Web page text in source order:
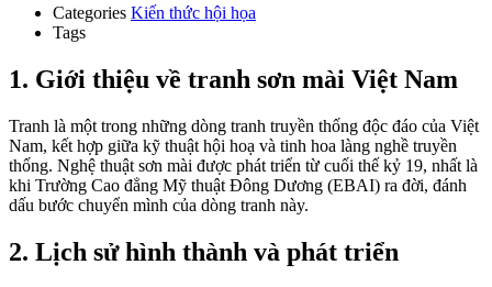
Categories Kiến thức hội họa
Tags
1. Giới thiệu về tranh sơn mài Việt Nam
Tranh là một trong những dòng tranh truyền thống độc đáo của Việt
Nam, kết hợp giữa kỹ thuật hội hoạ và tinh hoa làng nghề truyền
thống. Nghệ thuật sơn mài được phát triển từ cuối thế kỷ 19, nhất là
khi Trường Cao đẳng Mỹ thuật Đông Dương (EBAI) ra đời, đánh
dấu bước chuyển mình của dòng tranh này.
2. Lịch sử hình thành và phát triển